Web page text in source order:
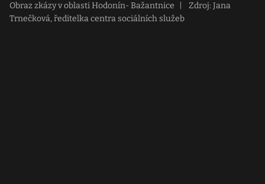
Obraz zkázy v oblasti Hodonín- Bažantnice
Zdroj: Jana
Trnečková, ředitelka centra sociálních služeb